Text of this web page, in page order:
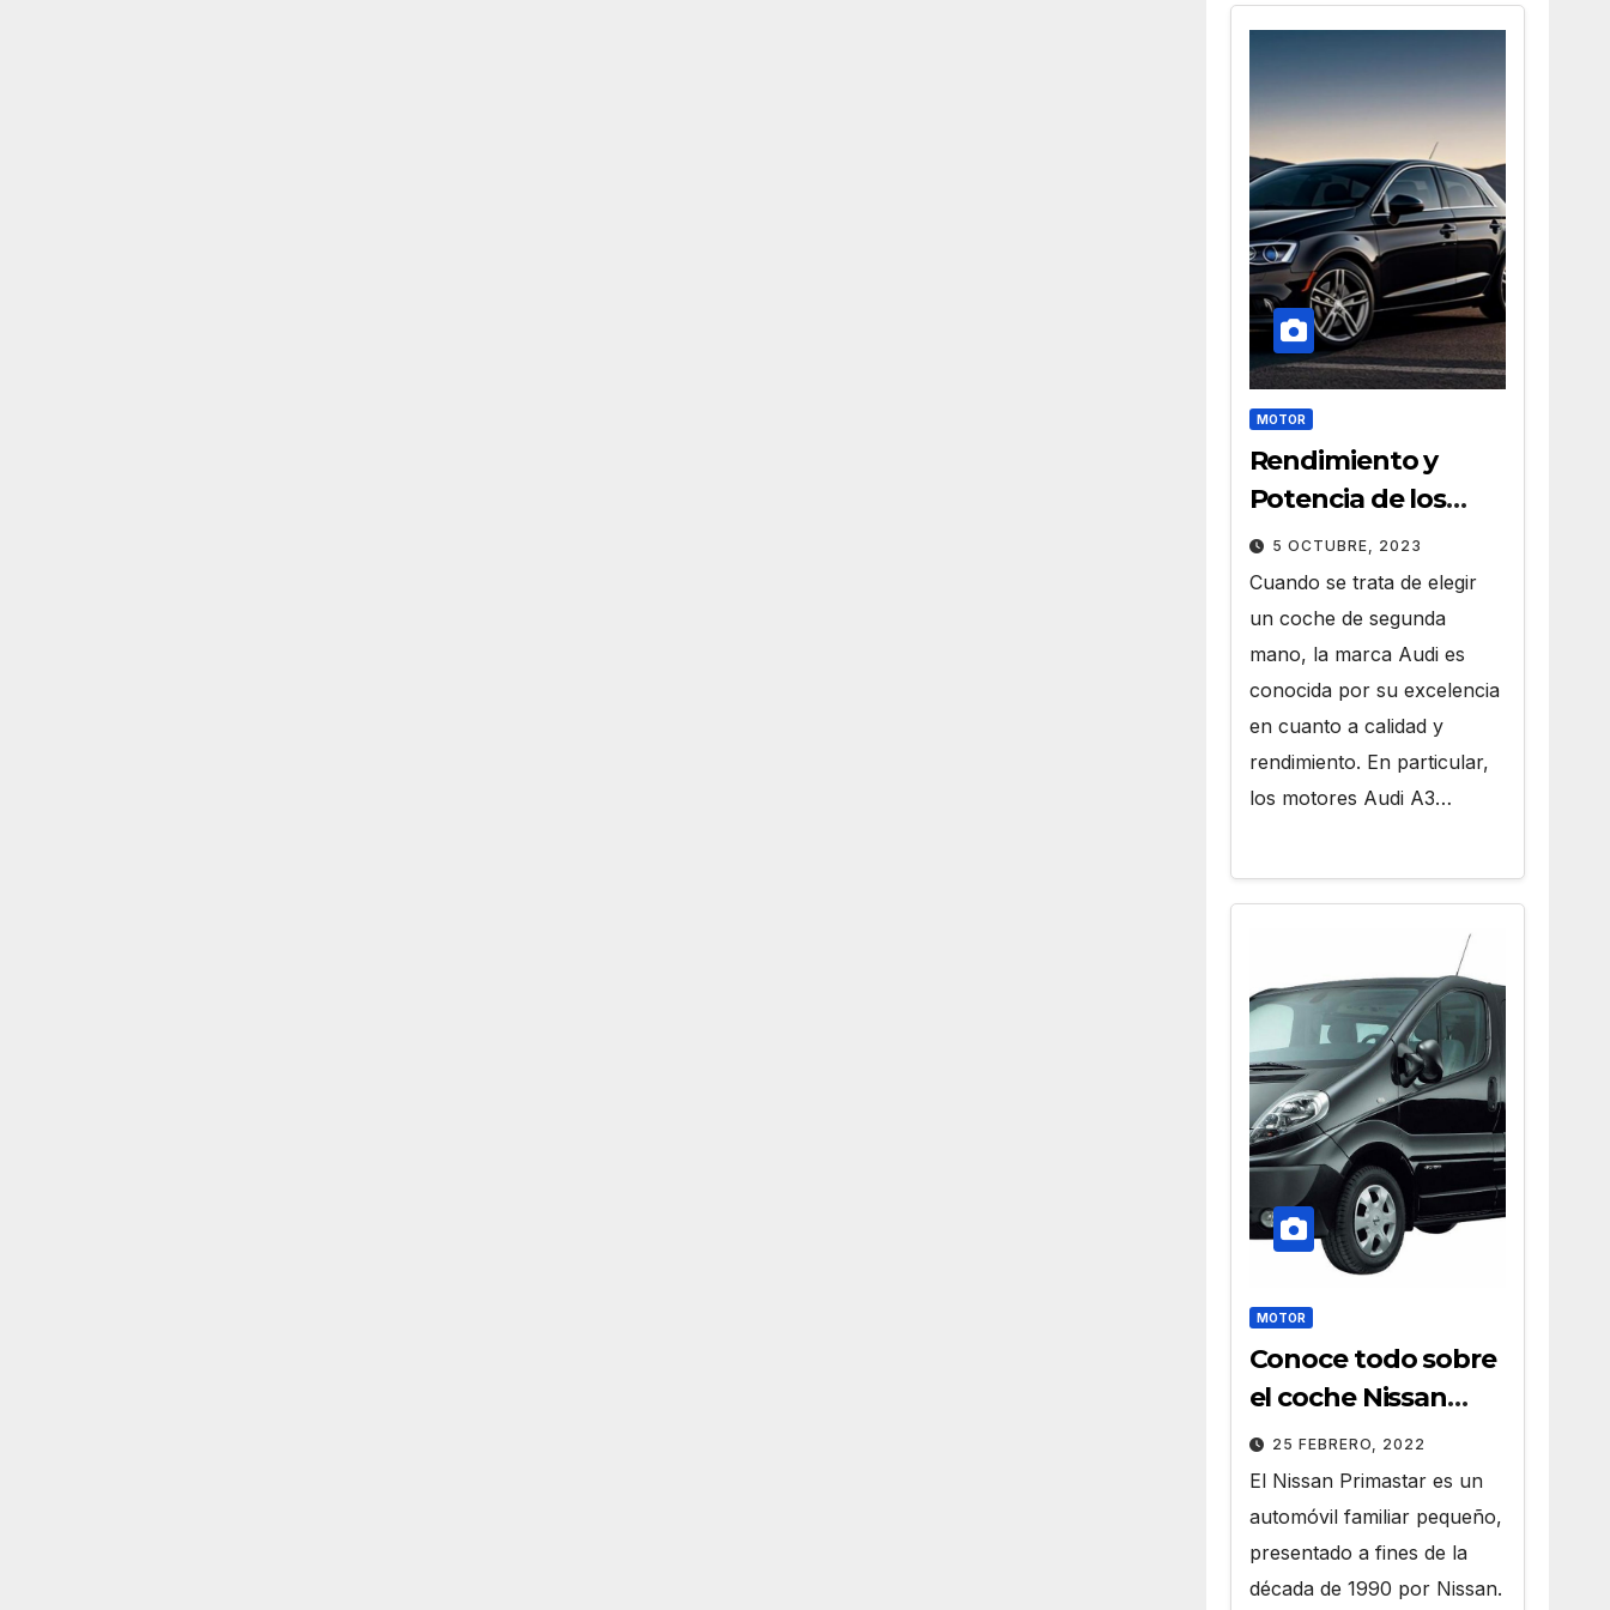
MOTOR
Rendimiento y
Potencia de los
Motores Audi A3 de
Segunda Mano
5 OCTUBRE, 2023
Cuando se trata de elegir
un coche de segunda
mano, la marca Audi es
conocida por su excelencia
en cuanto a calidad y
rendimiento. En particular,
los motores Audi A3…
MOTOR
Conoce todo sobre
el coche Nissan
Primastar
25 FEBRERO, 2022
El Nissan Primastar es un
automóvil familiar pequeño,
presentado a fines de la
década de 1990 por Nissan.